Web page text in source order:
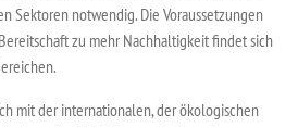
Sektoren notwendig. Die Voraussetzungen
zu mehr Nachhaltigkeit findet sich
mit der internationalen, der ökologischen